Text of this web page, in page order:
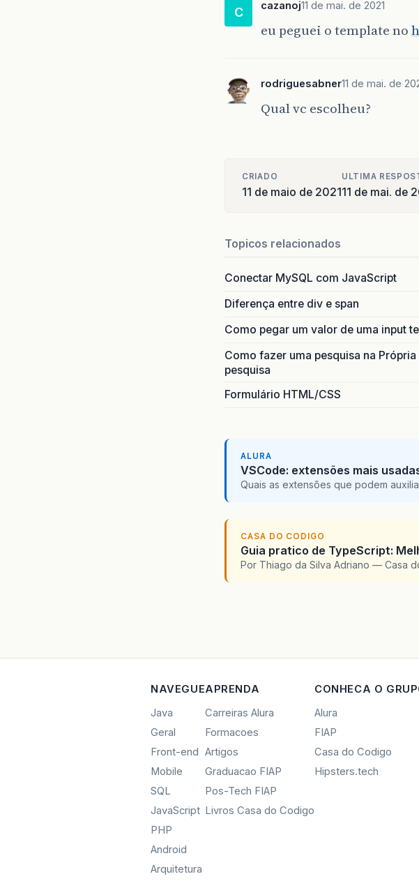
C cazanoj11 de mai. de 2021
eu peguei o template no
rodriguesabner11 de mai. de
Qual vc escolheu?
CRIADO
11 de maio de 2021
ULTIMA
11 de mai. de
Topicos relacionados
Conectar MySQL com JavaScript
Diferença entre div e span
Como pegar um valor de uma input
Como fazer uma pesquisa na
pesquisa
Formulário HTML/CSS
ALURA
VSCode: extensões mais
Quais as extensões que podem
CASA DO CODIGO
Guia pratico de TypeScript:
Por Thiago da Silva Adriano — Casa
NAVEGUE
Java
Geral
Front-end
Mobile
SQL
JavaScript
PHP
Android
Arquitetura
APRENDA
Carreiras Alura
Formacoes
Artigos
Graduacao FIAP
Pos-Tech FIAP
Livros Casa do Codigo
CONHECA O
Alura
FIAP
Casa do Codigo
Hipsters.tech